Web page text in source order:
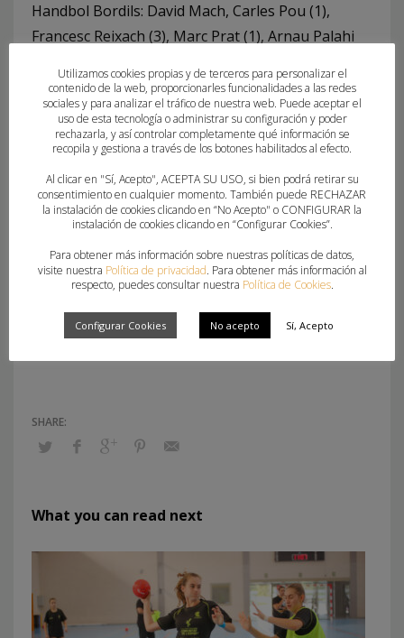
Handbol Bordils: David Mach, Carles Pou (1),
Francesc Reixach (3), Marc Prat (1), Arnau Palahi
Oliver, Adrià Fornes,
Jairo Montes (5), Adrià Batle, Tomás Bañeras (1),
Josep Reixach (8), Oriol Márquez (3) y Esteve
Parciales: 2-3, 6-7, 11-8, 12-10, 15-14 y 16-16 -
descanso- 21-18, 24-20, 24-22, 25-24, 26-27 y 29-
29 – final.
Árbitros: José Alberto Romero Cruz y Enrique
What you can read next
Utilizamos cookies propias y de terceros para personalizar el
contenido de la web, proporcionarles funcionalidades a las redes
sociales y para analizar el tráfico de nuestra web. Puede aceptar el
uso de esta tecnología o administrar su configuración y poder
rechazarla, y así controlar completamente qué información se
recopila y gestiona a través de los botones habilitados al efecto.
Al clicar en "Sí, Acepto", ACEPTA SU USO, si bien podrá retirar su
consentimiento en cualquier momento. También puede RECHAZAR
la instalación de cookies clicando en “No Acepto" o CONFIGURAR la
instalación de cookies clicando en “Configurar Cookies”.
Para obtener más información sobre nuestras políticas de datos,
visite nuestra Política de privacidad. Para obtener más información al
respecto, puedes consultar nuestra Política de Cookies.
Configurar Cookies No acepto Sí, Acepto